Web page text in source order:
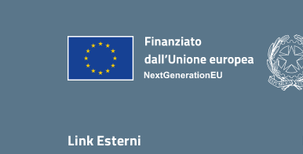
Link Esterni